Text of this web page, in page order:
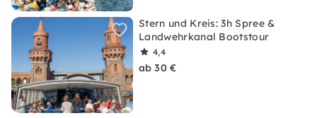
Stern und Kreis: 3h Spree &
Landwehrkanal Bootstour
4,4
ab 30 €